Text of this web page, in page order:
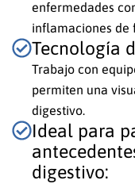
enfermedades
inflamaciones de
Tecnología
Trabajo con
permiten una
digestivo.
Ideal para
digestivo: